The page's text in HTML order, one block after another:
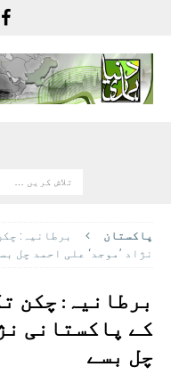
پاکستان
برطانیہ:
نژاد ’موجد‘ علی احمد چل
برطانیہ: چکن
کے پاکستانی
چل بسے